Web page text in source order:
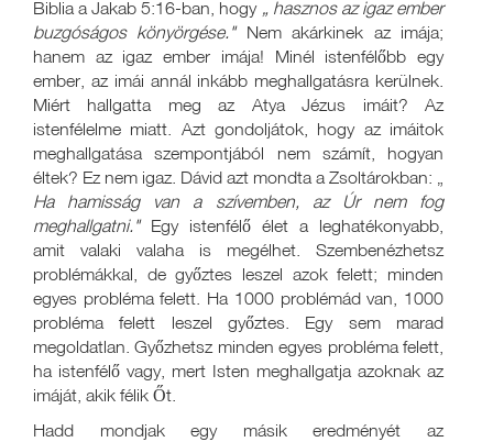
Biblia a Jakab 5:16-ban, hogy„ hasznos az igaz ember
buzgóságos könyörgése."Nem akárkinek az imája;
hanem az igaz ember imája! Minél istenfélőbb egy
ember, az imái annál inkább meghallgatásra kerülnek.
Miért hallgatta meg az Atya Jézus imáit? Az
istenfélelme miatt. Azt gondoljátok, hogy az imáitok
meghallgatása szempontjából nem számít, hogyan
éltek? Ez nem igaz. Dávid azt mondta a Zsoltárokban: „
Ha hamisság van a szívemben, az Úr nem fog
meghallgatni."Egy istenfélő élet a leghatékonyabb,
amit valaki valaha is megélhet. Szembenézhetsz
problémákkal, de győztes leszel azok felett; minden
egyes probléma felett. Ha 1000 problémád van, 1000
probléma felett leszel győztes. Egy sem marad
megoldatlan. Győzhetsz minden egyes probléma felett,
ha istenfélő vagy, mert Isten meghallgatja azoknak az
imáját, akik félik Őt.
Hadd mondjak egy másik eredményét az